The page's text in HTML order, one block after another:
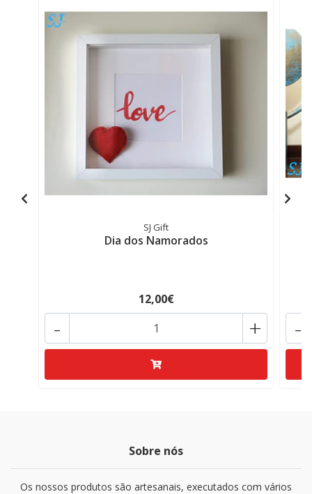
SJ Gift
Dia dos Namorados
12,00€
+
- -
Sobre nós
Os nossos produtos são artesanais, executados com vários